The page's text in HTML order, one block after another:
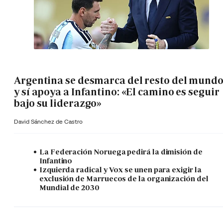
Argentina se desmarca del resto del mundo
y sí apoya a Infantino: «El camino es seguir
bajo su liderazgo»
David Sánchez de Castro
La Federación Noruega pedirá la dimisión de
Infantino
Izquierda radical y Vox se unen para exigir la
exclusión de Marruecos de la organización del
Mundial de 2030